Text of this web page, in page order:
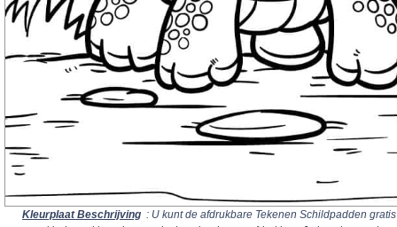
Kleurplaat Beschrijving : U kunt de afdrukbare Tekenen Schildpadden gratis